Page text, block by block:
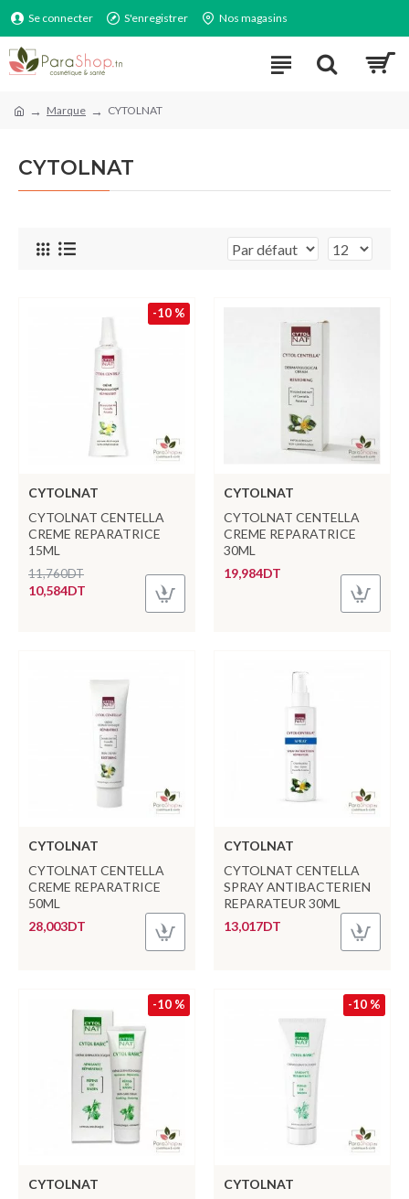
Se connecter S'enregistrer Nos magasins
Marque CYTOLNAT
CYTOLNAT
-10 %
CYTOLNAT
CYTOLNAT CENTELLA
CREME REPARATRICE
15ML
10,584DT
11,760DT
CYTOLNAT
CYTOLNAT CENTELLA
CREME REPARATRICE
30ML
19,984DT
CYTOLNAT
CYTOLNAT CENTELLA
CREME REPARATRICE
50ML
28,003DT
CYTOLNAT
CYTOLNAT CENTELLA
SPRAY ANTIBACTERIEN
REPARATEUR 30ML
13,017DT
-10 %
CYTOLNAT
-10 %
CYTOLNAT